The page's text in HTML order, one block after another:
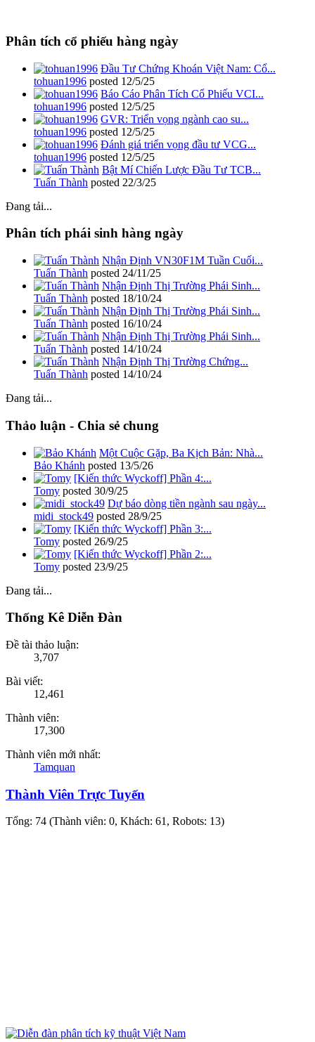
Phân tích cổ phiếu hàng ngày
Đầu Tư Chứng Khoán Việt Nam: Cổ...
tohuan1996 posted 12/5/25
Báo Cáo Phân Tích Cổ Phiếu VCI...
tohuan1996 posted 12/5/25
GVR: Triển vọng ngành cao su...
tohuan1996 posted 12/5/25
Đánh giá triển vọng đầu tư VCG...
tohuan1996 posted 12/5/25
Bật Mí Chiến Lược Đầu Tư TCB...
Tuấn Thành posted 22/3/25
Đang tải...
Phân tích phái sinh hàng ngày
Nhận Định VN30F1M Tuần Cuối...
Tuấn Thành posted 24/11/25
Nhận Định Thị Trường Phái Sinh...
Tuấn Thành posted 18/10/24
Nhận Định Thị Trường Phái Sinh...
Tuấn Thành posted 16/10/24
Nhận Định Thị Trường Phái Sinh...
Tuấn Thành posted 14/10/24
Nhận Định Thị Trường Chứng...
Tuấn Thành posted 14/10/24
Đang tải...
Thảo luận - Chia sẻ chung
Một Cuộc Gặp, Ba Kịch Bản: Nhà...
Bảo Khánh posted 13/5/26
[Kiến thức Wyckoff] Phần 4:...
Tomy posted 30/9/25
Dự báo dòng tiền ngành sau ngày...
midi_stock49 posted 28/9/25
[Kiến thức Wyckoff] Phần 3:...
Tomy posted 26/9/25
[Kiến thức Wyckoff] Phần 2:...
Tomy posted 23/9/25
Đang tải...
Thống Kê Diễn Đàn
Đề tài thảo luận:
3,707
Bài viết:
12,461
Thành viên:
17,300
Thành viên mới nhất:
Tamquan
Thành Viên Trực Tuyến
Tổng: 74 (Thành viên: 0, Khách: 61, Robots: 13)